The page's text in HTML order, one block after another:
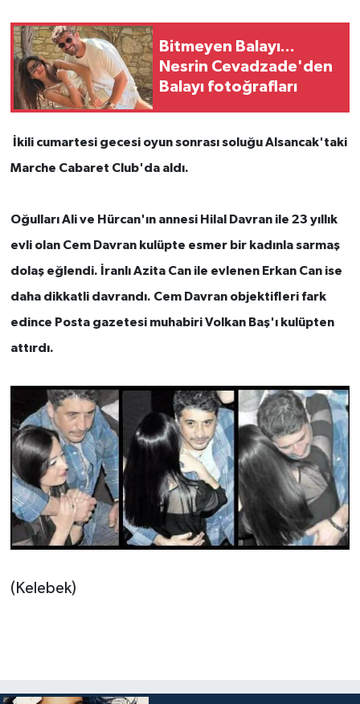
Bitmeyen Balayı...
Nesrin Cevadzade'den
Balayı fotoğrafları
İkili cumartesi gecesi oyun sonrası soluğu Alsancak'taki
Marche Cabaret Club'da aldı.
Oğulları Ali ve Hürcan'ın annesi Hilal Davran ile 23 yıllık
evli olan Cem Davran kulüpte esmer bir kadınla sarmaş
dolaş eğlendi. İranlı Azita Can ile evlenen Erkan Can ise
daha dikkatli davrandı. Cem Davran objektifleri fark
edince Posta gazetesi muhabiri Volkan Baş'ı kulüpten
attırdı.
(Kelebek)